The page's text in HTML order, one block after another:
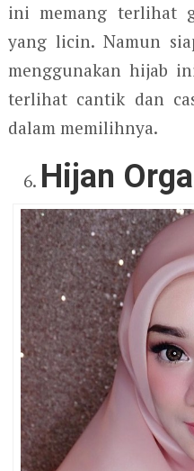
ini memang terlihat
yang licin. Namun
menggunakan hijab
terlihat cantik dan
dalam memilihnya.
Hijan